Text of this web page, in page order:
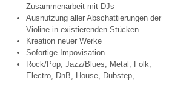
Zusammenarbeit mit DJs
Ausnutzung aller Abschattierungen der
Violine in existierenden Stücken
Kreation neuer Werke
Sofortige Impovisation
Rock/Pop, Jazz/Blues, Metal, Folk,
Electro, DnB, House, Dubstep,…